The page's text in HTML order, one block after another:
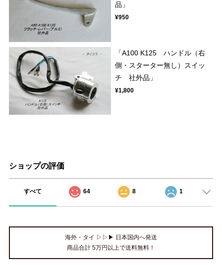
品」
¥950
「A100 K125 ハンドル（右
側・スターター無し）スイッ
チ 社外品」
¥1,800
ショップの評価
すべて 64 8 1
海外・タイ ▷▷▶ 日本国内へ発送
商品合計 5万円以上で送料無料！